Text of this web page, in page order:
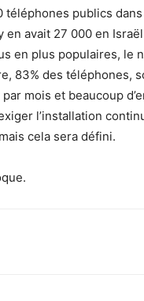
publics
avait 27 000 en
en plus populaires, le
83% des téléphones,
mois et beaucoup
l’installation
cela sera défini.